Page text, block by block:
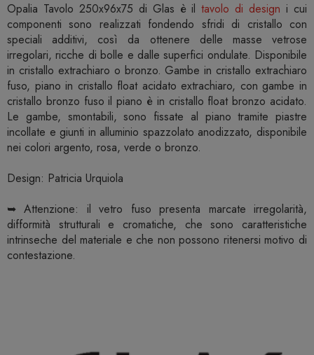
Opalia Tavolo 250x96x75 di Glas è iltavolo di design i cui
componenti sono realizzati fondendo sfridi di cristallo con
speciali additivi, così da ottenere delle masse vetrose
irregolari, ricche di bolle e dalle superfici ondulate. Disponibile
in cristallo extrachiaro o bronzo. Gambe in cristallo extrachiaro
fuso, piano in cristallo float acidato extrachiaro, con gambe in
cristallo bronzo fuso il piano è in cristallo float bronzo acidato.
Le gambe, smontabili, sono fissate al piano tramite piastre
incollate e giunti in alluminio spazzolato anodizzato, disponibile
nei colori argento, rosa, verde o bronzo.
Design: Patricia Urquiola
➥ Attenzione: il vetro fuso presenta marcate irregolarità,
difformità strutturali e cromatiche, che sono caratteristiche
intrinseche del materiale e che non possono ritenersi motivo di
contestazione.